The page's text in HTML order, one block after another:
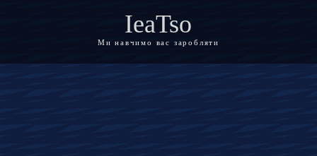
IeaTso
Ми навчимо вас заробляти